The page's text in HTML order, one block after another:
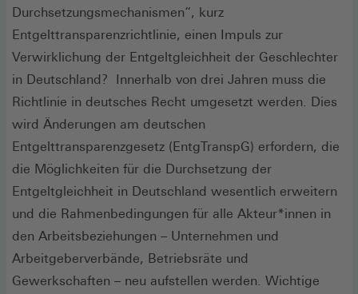
Durchsetzungsmechanismen“, kurz
Entgelttransparenzrichtlinie, einen Impuls zur
Verwirklichung der Entgeltgleichheit der Geschlechter
in Deutschland? Innerhalb von drei Jahren muss die
Richtlinie in deutsches Recht umgesetzt werden. Dies
wird Änderungen am deutschen
Entgelttransparenzgesetz (EntgTranspG) erfordern, die
die Möglichkeiten für die Durchsetzung der
Entgeltgleichheit in Deutschland wesentlich erweitern
und die Rahmenbedingungen für alle Akteur*innen in
den Arbeitsbeziehungen – Unternehmen und
Arbeitgeberverbände, Betriebsräte und
Gewerkschaften – neu aufstellen werden. Wichtige